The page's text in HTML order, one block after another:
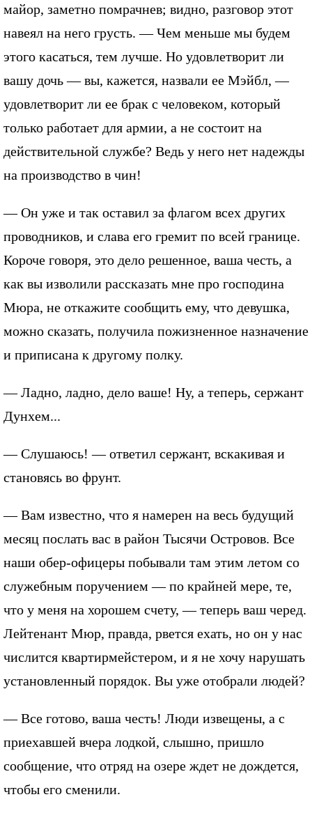
майор, заметно помрачнев; видно, разговор этот
навеял на него грусть. — Чем меньше мы будем
этого касаться, тем лучше. Но удовлетворит ли
вашу дочь — вы, кажется, назвали ее Мэйбл, —
удовлетворит ли ее брак с человеком, который
только работает для армии, а не состоит на
действительной службе? Ведь у него нет надежды
на производство в чин!
— Он уже и так оставил за флагом всех других
проводников, и слава его гремит по всей границе.
Короче говоря, это дело решенное, ваша честь, а
как вы изволили рассказать мне про господина
Мюра, не откажите сообщить ему, что девушка,
можно сказать, получила пожизненное назначение
и приписана к другому полку.
— Ладно, ладно, дело ваше! Ну, а теперь, сержант
Дунхем...
— Слушаюсь! — ответил сержант, вскакивая и
становясь во фрунт.
— Вам известно, что я намерен на весь будущий
месяц послать вас в район Тысячи Островов. Все
наши обер-офицеры побывали там этим летом со
служебным поручением — по крайней мере, те,
что у меня на хорошем счету, — теперь ваш черед.
Лейтенант Мюр, правда, рвется ехать, но он у нас
числится квартирмейстером, и я не хочу нарушать
установленный порядок. Вы уже отобрали людей?
— Все готово, ваша честь! Люди извещены, а с
приехавшей вчера лодкой, слышно, пришло
сообщение, что отряд на озере ждет не дождется,
чтобы его сменили.